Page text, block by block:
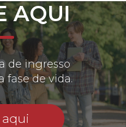
AQUI
de ingresso
fase de vida.